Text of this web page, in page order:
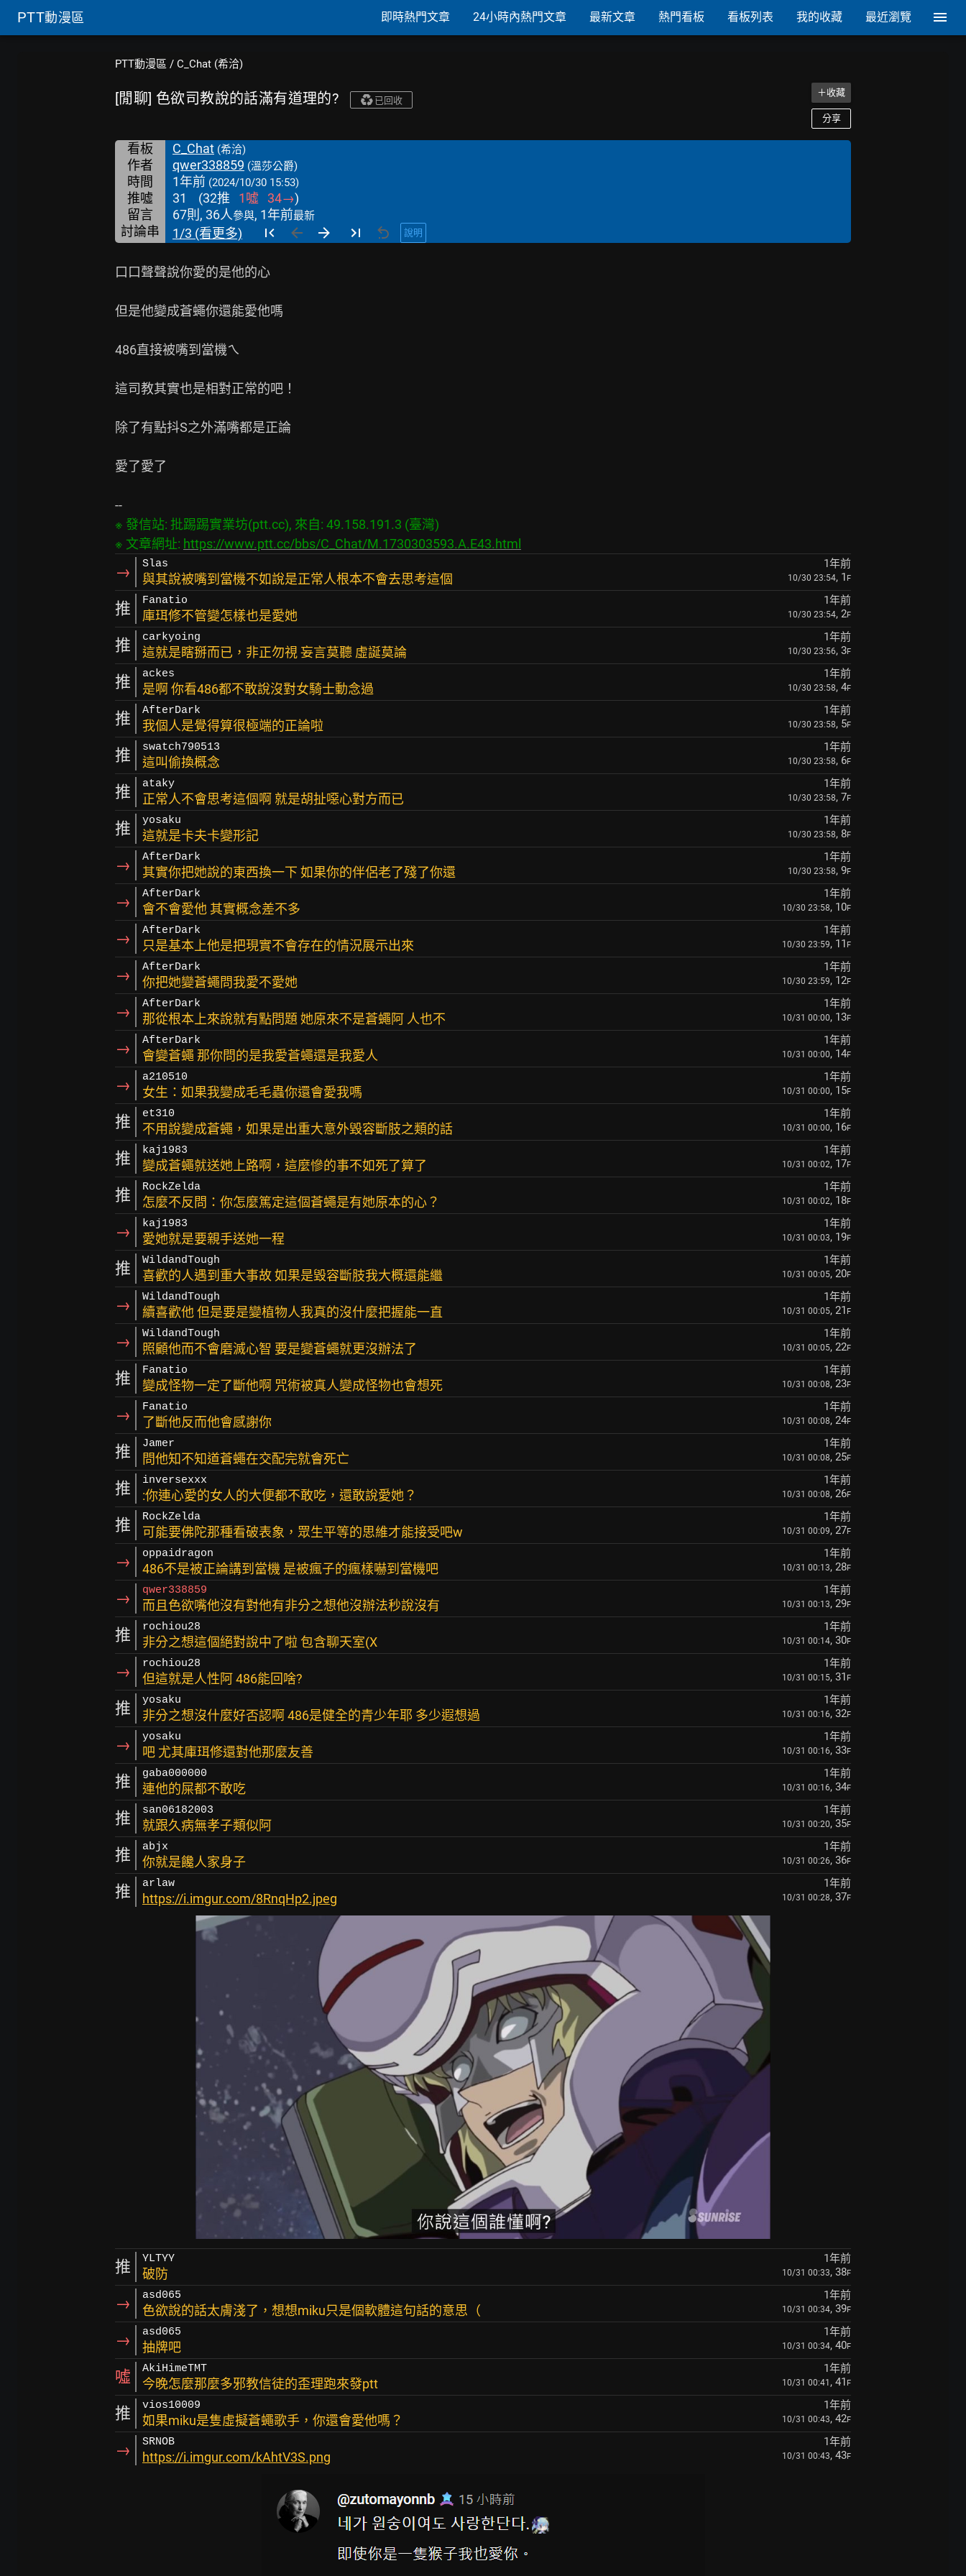
PTT動漫區 即時熱門文章 24小時內熱門文章 最新文章 熱門看板 看板列表 我的收藏 最近瀏覽
PTT動漫區 / C_Chat (希洽)
[閒聊] 色欲司教說的話滿有道理的? 已回收
＋收藏
分享
看板 C_Chat (希洽)
作者 qwer338859 (溫莎公爵)
時間 1年前 (2024/10/30 15:53)
推噓 31 (32推 1噓 34→)
留言
67則, 36人參與, 1年前最新
討論串 1/3 (看更多) 說明
口口聲聲說你愛的是他的心
但是他變成蒼蠅你還能愛他嗎
486直接被嘴到當機ㄟ
這司教其實也是相對正常的吧！
除了有點抖S之外滿嘴都是正論
愛了愛了
※ 發信站: 批踢踢實業坊(ptt.cc), 來自: 49.158.191.3 (臺灣)
※ 文章網址: https://www.ptt.cc/bbs/C_Chat/M.1730303593.A.E43.html
→ Slas 1年前
與其說被嘴到當機不如說是正常人根本不會去思考這個 10/30 23:54, 1 F
推 Fanatio 1年前
庫珥修不管變怎樣也是愛她 10/30 23:54, 2F
推 carkyoing 1年前
這就是瞎掰而已，非正勿視 妄言莫聽 虛誕莫論 10/30 23:56, 3F
推 ackes 1年前
是啊 你看486都不敢說沒對女騎士動念過 10/30 23:58, 4F
推 AfterDark 1年前
我個人是覺得算很極端的正論啦 10/30 23:58, 5F
推 swatch790513 1年前
這叫偷換概念 10/30 23:58, 6F
推 ataky 1年前
正常人不會思考這個啊 就是胡扯噁心對方而已 10/30 23:58, 7F
推 yosaku 1年前
這就是卡夫卡變形記 10/30 23:58, 8F
→ AfterDark 1年前
其實你把她說的東西換一下 如果你的伴侶老了殘了你還 10/30 23:58, 9F
→ AfterDark 1年前
會不會愛他 其實概念差不多 10/30 23:58, 10F
→ AfterDark 1年前
只是基本上他是把現實不會存在的情況展示出來 10/30 23:59, 11 F
→ AfterDark 1年前
你把她變蒼蠅問我愛不愛她 10/30 23:59, 12F
→ AfterDark 1年前
那從根本上來說就有點問題 她原來不是蒼蠅阿 人也不 10/31 00:00, 13F
→ AfterDark 1年前
會變蒼蠅 那你問的是我愛蒼蠅還是我愛人 10/31 00:00, 14F
→ a210510 1年前
女生：如果我變成毛毛蟲你還會愛我嗎 10/31 00:00, 15F
推 et310 1年前
不用說變成蒼蠅，如果是出重大意外毀容斷肢之類的話 10/31 00:00, 16F
推 kaj1983 1年前
變成蒼蠅就送她上路啊，這麼慘的事不如死了算了 10/31 00:02, 17F
推 RockZelda 1年前
怎麼不反問：你怎麼篤定這個蒼蠅是有她原本的心？ 10/31 00:02, 18F
→ kaj1983 1年前
愛她就是要親手送她一程 10/31 00:03, 19F
推 WildandTough 1年前
喜歡的人遇到重大事故 如果是毀容斷肢我大概還能繼 10/31 00:05, 20F
→ WildandTough 1年前
續喜歡他 但是要是變植物人我真的沒什麼把握能一直 10/31 00:05, 21 F
→ WildandTough 1年前
照顧他而不會磨滅心智 要是變蒼蠅就更沒辦法了 10/31 00:05, 22F
推 Fanatio 1年前
變成怪物一定了斷他啊 咒術被真人變成怪物也會想死 10/31 00:08, 23F
→ Fanatio 1年前
了斷他反而他會感謝你 10/31 00:08, 24F
推 Jamer 1年前
問他知不知道蒼蠅在交配完就會死亡 10/31 00:08, 25F
推 inversexxx 1年前
:你連心愛的女人的大便都不敢吃，還敢說愛她？ 10/31 00:08, 26F
推 RockZelda 1年前
可能要佛陀那種看破表象，眾生平等的思維才能接受吧w 10/31 00:09, 27F
→ oppaidragon 1年前
486不是被正論講到當機 是被瘋子的瘋樣嚇到當機吧 10/31 00:13, 28F
→ qwer338859 1年前
而且色欲嘴他沒有對他有非分之想他沒辦法秒說沒有 10/31 00:13, 29F
推 rochiou28 1年前
非分之想這個絕對說中了啦 包含聊天室(X 10/31 00:14, 30F
→ rochiou28 1年前
但這就是人性阿 486能回啥? 10/31 00:15, 31 F
推 yosaku 1年前
非分之想沒什麼好否認啊 486是健全的青少年耶 多少遐想過 10/31 00:16, 32F
→ yosaku 1年前
吧 尤其庫珥修還對他那麼友善 10/31 00:16, 33F
推 gaba000000 1年前
連他的屎都不敢吃 10/31 00:16, 34F
推 san06182003 1年前
就跟久病無孝子類似阿 10/31 00:20, 35F
推 abjx 1年前
你就是饞人家身子 10/31 00:26, 36F
推 arlaw 1年前
https://i.imgur.com/8RnqHp2.jpeg 10/31 00:28, 37F
推 YLTYY 1年前
破防 10/31 00:33, 38F
→ asd065 1年前
色欲說的話太膚淺了，想想miku只是個軟體這句話的意思（ 10/31 00:34, 39F
→ asd065 1年前
抽牌吧 10/31 00:34, 40F
噓 AkiHimeTMT 1年前
今晚怎麼那麼多邪教信徒的歪理跑來發ptt 10/31 00:41 , 41 F
推 vios10009 1年前
如果miku是隻虛擬蒼蠅歌手，你還會愛他嗎？ 10/31 00:43, 42F
→ SRNOB 1年前
https://i.imgur.com/kAhtV3S.png 10/31 00:43, 43F